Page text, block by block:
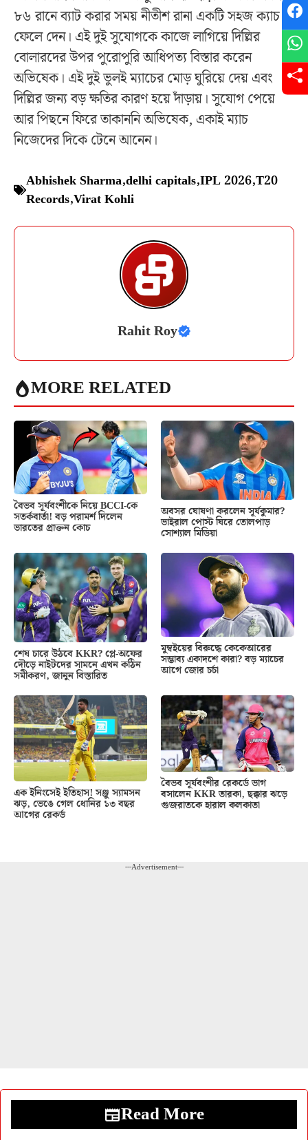
৮৬ রানে ব্যাট করার সময় নীতীশ রানা একটি সহজ ক্যাচ
ফেলে দেন। এই দুই সুযোগকে কাজে লাগিয়ে দিল্লির
বোলারদের উপর পুরোপুরি আধিপত্য বিস্তার করেন
অভিষেক। এই দুই ভুলই ম্যাচের মোড় ঘুরিয়ে দেয় এবং
দিল্লির জন্য বড় ক্ষতির কারণ হয়ে দাঁড়ায়। সুযোগ পেয়ে
আর পিছনে ফিরে তাকাননি অভিষেক, একাই ম্যাচ
নিজেদের দিকে টেনে আনেন।
Abhishek Sharma,delhi capitals,IPL 2026,T20
Records,Virat Kohli
Rahit Roy
MORE RELATED
বৈভব সূর্যবংশীকে নিয়ে BCCI-কে
সতর্কবার্তা! বড় পরামর্শ দিলেন
ভারতের প্রাক্তন কোচ
অবসর ঘোষণা করলেন সূর্যকুমার?
ভাইরাল পোস্ট ঘিরে তোলপাড়
সোশ্যাল মিডিয়া
শেষ চারে উঠবে KKR? প্লে-অফের
দৌড়ে নাইটদের সামনে এখন কঠিন
সমীকরণ, জানুন বিস্তারিত
মুম্বইয়ের বিরুদ্ধে কেকেআরের
সম্ভাব্য একাদশে কারা? বড় ম্যাচের
আগে জোর চর্চা
এক ইনিংসেই ইতিহাস! সঞ্জু স্যামসন
ঝড়, ভেঙে গেল ধোনির ১৩ বছর
আগের রেকর্ড
বৈভব সূর্যবংশীর রেকর্ডে ভাগ
বসালেন KKR তারকা, ছক্কার ঝড়ে
গুজরাতকে হারাল কলকাতা
---Advertisement---
Read More